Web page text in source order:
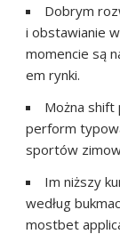
Dobrym
i obstawianie
momencie są
em rynki.
Można
perform
sportów
Im niższy
według
mostbet